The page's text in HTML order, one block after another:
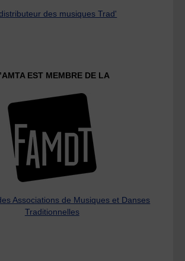
des musiques Trad'
EST MEMBRE DE LA
Associations de Musiques et Danses
Traditionnelles